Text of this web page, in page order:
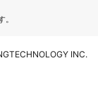
INC.